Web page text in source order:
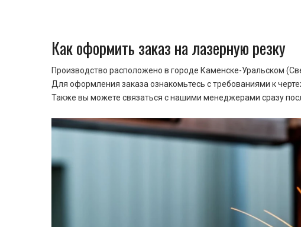
Как оформить заказ на лазерную резку
Производство расположено в городе Каменске-Уральском
Для оформления заказа ознакомьтесь с требованиями к
Также вы можете связаться с нашими менеджерами сразу